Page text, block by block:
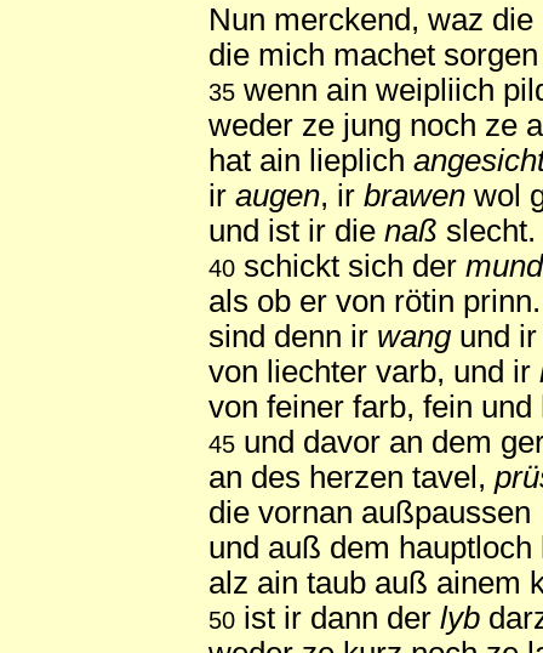
Nun merckend, waz
die mich machet
35 wenn ain weipliich
weder ze jung noch ze
hat ain lieplich
ir augen, ir brawen wol
und ist ir die naß slecht.
40 schickt sich der mund
als ob er von rötin prinn.
sind denn ir wangund
von liechter varb, und ir
von feiner farb, fein und
45 und davor an dem
an des herzen tavel,
die vornan außpaussen
und auß dem hauptloch
alz ain taub auß ainem
50 ist ir dann der lyb